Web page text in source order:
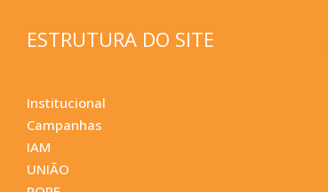
ESTRUTURA DO SITE
Institucional
Campanhas
IAM
UNIÃO